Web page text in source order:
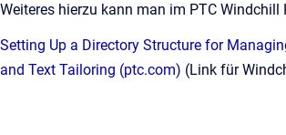
Weiteres hierzu kann man im PTC Windchill
Setting Up a Directory Structure for
and Text Tailoring (ptc.com) (Link für